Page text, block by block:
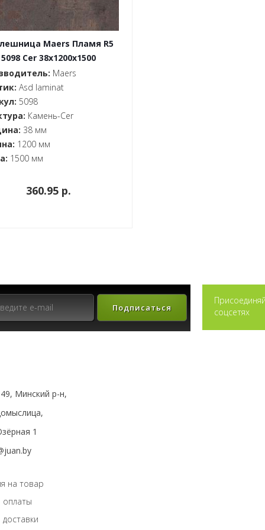
Maers Пламя R5
5098 Cer 38x1200x1500
Maers
Asd laminat
5098
Камень-Cer
38 мм
1200 мм
1500 мм
360.95 p.
Подписаться
соцсетях
Минский р-н,
1
на товар
оплаты